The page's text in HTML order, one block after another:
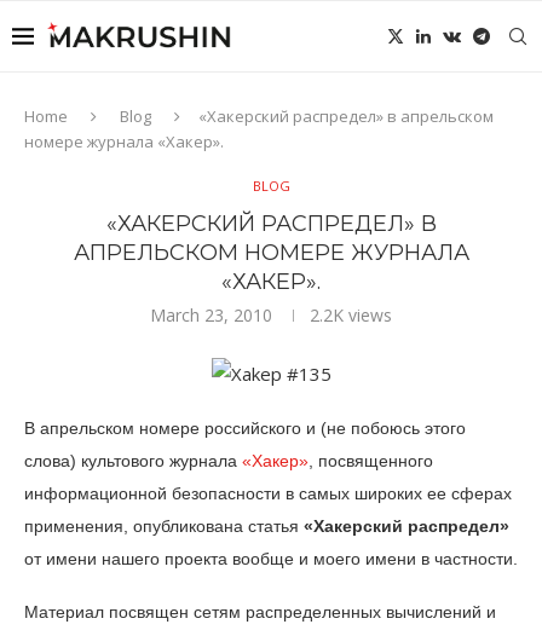
Home Blog
«Хакерский распредел» в апрельском
номере журнала «Хакер».
BLOG
«ХАКЕРСКИЙ РАСПРЕДЕЛ» В
АПРЕЛЬСКОМ НОМЕРЕ ЖУРНАЛА
«ХАКЕР».
March 23, 2010 2.2K views
В апрельском номере российского и (не побоюсь этого
слова) культового журнала «Хакер» , посвященного
информационной безопасности в самых широких ее сферах
применения, опубликована статья «Хакерский распредел»
от имени нашего проекта вообще и моего имени в частности.
Материал посвящен сетям распределенных вычислений и